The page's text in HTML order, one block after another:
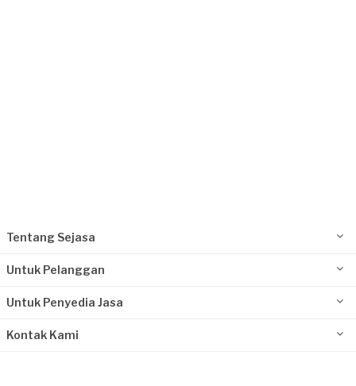
Tentang Sejasa
Untuk Pelanggan
Untuk Penyedia Jasa
Kontak Kami